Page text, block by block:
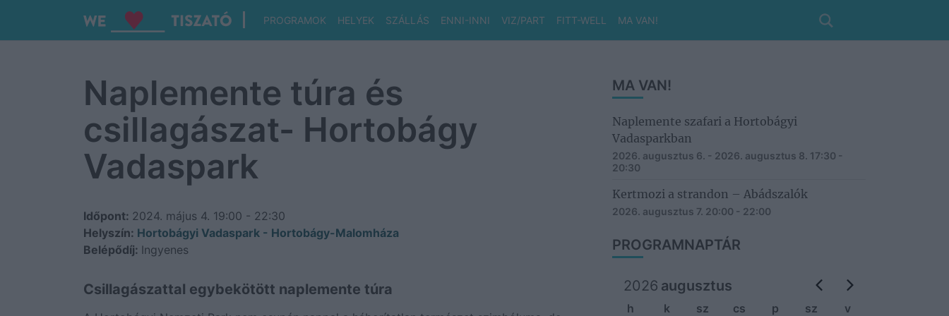
PROGRAMOK HELYEK SZÁLLÁS ENNI-INNI VIZ/PART FITT-WELL MA VAN!
Naplemente túra és
csillagászat- Hortobágy
Vadaspark
Időpont: 2024. május 4. 19:00 - 22:30
Helyszín: Hortobágyi Vadaspark - Hortobágy-Malomháza
Belépődíj: Ingyenes
Csillagászattal egybekötött naplemente túra
MA VAN!
Naplemente szafari a Hortobágyi
Vadasparkban
2026. augusztus 6. - 2026. augusztus 8. 17:30 -
20:30
Kertmozi a strandon – Abádszalók
2026. augusztus 7. 20:00 - 22:00
PROGRAMNAPTÁR
2026 augusztus
h k sz cs p sz v